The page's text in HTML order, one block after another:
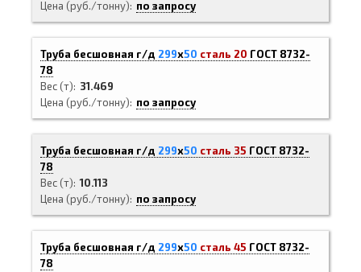
Цена (руб./тонну)
по запросу
Труба бесшовная г/д 299х50 сталь 20 ГОСТ 8732-
78
Вес (т)
31.469
Цена (руб./тонну)
по запросу
Труба бесшовная г/д 299х50 сталь 35 ГОСТ 8732-
78
Вес (т) 10.113
Цена (руб./тонну)
по запросу
Труба бесшовная г/д 299х50 сталь 45 ГОСТ 8732-
78